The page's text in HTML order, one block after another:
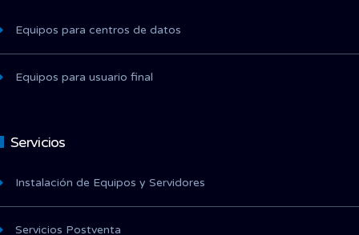
Equipos para centros de datos
Equipos para usuario final
Servicios
Instalación de Equipos y Servidores
Servicios Postventa